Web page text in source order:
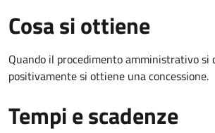
Cosa si ottiene
Quando il procedimento amministrativo si
positivamente si ottiene una concessione.
Tempi e scadenze